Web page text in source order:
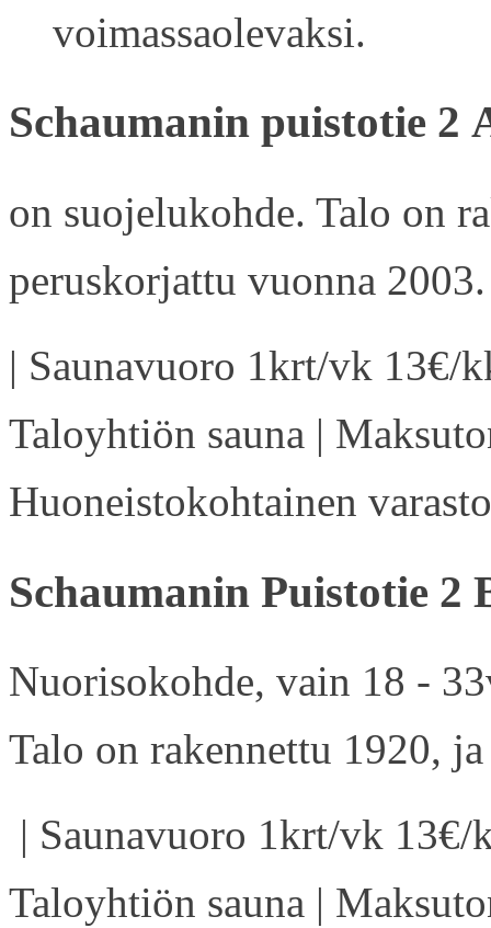
voimassaolevaksi.
Schaumanin puistotie 2
on suojelukohde. Talo on
peruskorjattu vuonna 2003.
| Saunavuoro 1krt/vk 13€/
Taloyhtiön sauna |
Huoneistokohtainen
Schaumanin Puistotie 2
Nuorisokohde, vain 18 -
Talo on rakennettu 1920,
| Saunavuoro 1krt/vk
Taloyhtiön sauna |